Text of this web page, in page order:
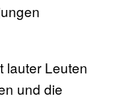
lauter Leuten
und die